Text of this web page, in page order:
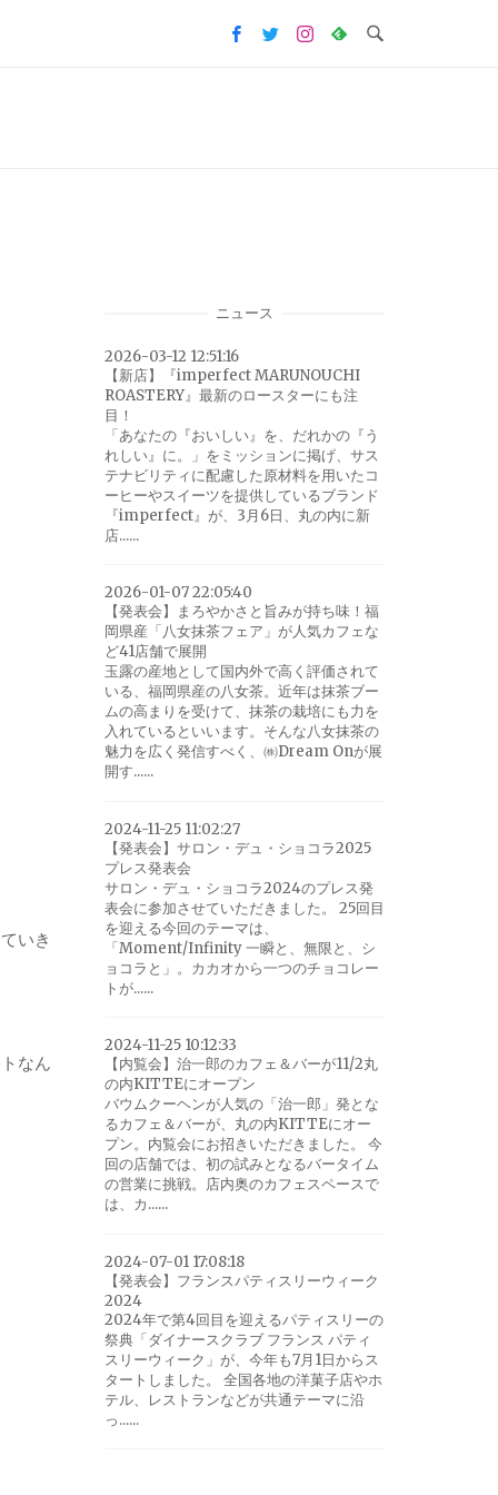
いき
なん
ニュース
2026-03-12 12:51:16
【新店】『imperfect MARUNOUCHI
ROASTERY』最新のロースターにも注
目！
「あなたの『おいしい』を、だれかの『う
れしい』に。」をミッションに掲げ、サス
テナビリティに配慮した原材料を用いたコ
ーヒーやスイーツを提供しているブランド
『imperfect』が、3月6日、丸の内に新
店......
2026-01-07 22:05:40
【発表会】まろやかさと旨みが持ち味！福
岡県産「八女抹茶フェア」が人気カフェな
ど41店舗で展開
玉露の産地として国内外で高く評価されて
いる、福岡県産の八女茶。近年は抹茶ブー
ムの高まりを受けて、抹茶の栽培にも力を
入れているといいます。そんな八女抹茶の
魅力を広く発信すべく、㈱Dream Onが展
開す......
2024-11-25 11:02:27
【発表会】サロン・デュ・ショコラ2025
プレス発表会
サロン・デュ・ショコラ2024のプレス発
表会に参加させていただきました。 25回目
を迎える今回のテーマは、
「Moment/Infinity 一瞬と、無限と、シ
ョコラと」。カカオから一つのチョコレー
トが......
2024-11-25 10:12:33
【内覧会】治一郎のカフェ＆バーが11/2丸
の内KITTEにオープン
バウムクーヘンが人気の「治一郎」発とな
るカフェ＆バーが、丸の内KITTEにオー
プン。内覧会にお招きいただきました。 今
回の店舗では、初の試みとなるバータイム
の営業に挑戦。店内奥のカフェスペースで
は、カ......
2024-07-01 17:08:18
【発表会】フランスパティスリーウィーク
2024
2024年で第4回目を迎えるパティスリーの
祭典「ダイナースクラブ フランス パティ
スリーウィーク」が、今年も7月1日からス
タートしました。 全国各地の洋菓子店やホ
テル、レストランなどが共通テーマに沿
っ......